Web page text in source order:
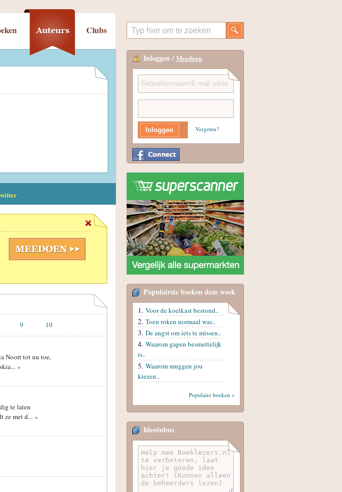
Clubs
9 10
Noort tot nu toe,
»
te laten
ze met d... »
Inloggen / Meedoen
Vergeten?
Populairste boeken deze week
Voor de koelkast bestond..
Toen roken normaal was..
De angst om iets te missen..
Waarom gapen besmettelijk
is..
Waarom muggen jou
kiezen..
Populaire boeken »
Ideeënbus